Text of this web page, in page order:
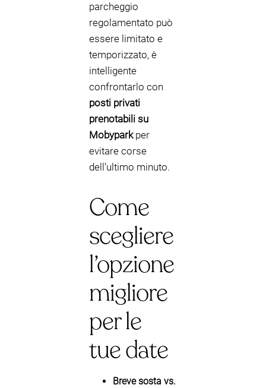
parcheggio
regolamentato può
essere limitato e
temporizzato, è
intelligente
confrontarlo con
posti privati
prenotabili su
Mobyparkper
evitare corse
dell’ultimo minuto.
Come
scegliere
l’opzione
migliore
per le
tue date
Breve sosta vs.